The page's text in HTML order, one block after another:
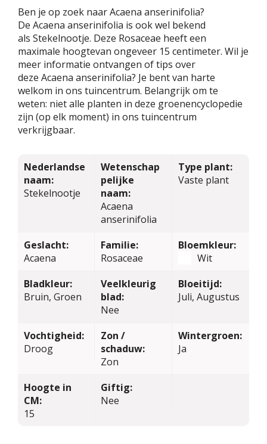
Ben je op zoek naar Acaena anserinifolia?
De Acaena anserinifolia is ook wel bekend
als Stekelnootje. Deze Rosaceae heeft een
maximale hoogtevan ongeveer 15 centimeter. Wil je
meer informatie ontvangen of tips over
deze Acaena anserinifolia? Je bent van harte
welkom in ons tuincentrum. Belangrijk om te
weten: niet alle planten in deze groenencyclopedie
zijn (op elk moment) in ons tuincentrum
verkrijgbaar.
Nederlandse
naam:
Stekelnootje
Wetenschap
pelijke
naam:
Acaena
anserinifolia
Type plant:
Vaste plant
Geslacht:
Acaena
Familie:
Rosaceae
Bloemkleur:
Wit
Bladkleur:
Bruin, Groen
Veelkleurig
blad:
Nee
Bloeitijd:
Juli, Augustus
Vochtigheid:
Droog
Zon /
schaduw:
Zon
Wintergroen:
Ja
Hoogte in
CM:
15
Giftig:
Nee